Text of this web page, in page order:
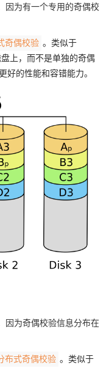
因为有一个专用的奇偶校
奇偶校验 。类似于
上，而不是单独的奇偶
好的性能和容错能力。
因为奇偶校验信息分布在
布式奇偶校验 。类似于